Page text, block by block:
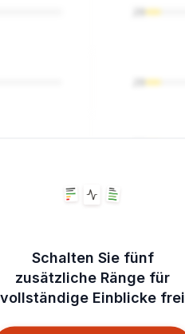
20
20
Schalten Sie fünf
zusätzliche Ränge für
vollständige Einblicke frei